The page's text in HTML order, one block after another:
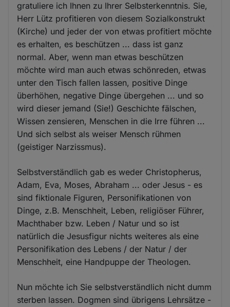
gratuliere ich Ihnen zu Ihrer Selbsterkenntnis. Sie,
Herr Lütz profitieren von diesem Sozialkonstrukt
(Kirche) und jeder der von etwas profitiert möchte
es erhalten, es beschützen ... dass ist ganz
normal. Aber, wenn man etwas beschützen
möchte wird man auch etwas schönreden, etwas
unter den Tisch fallen lassen, positive Dinge
überhöhen, negative Dinge übergehen ... und so
wird dieser jemand (Sie!) Geschichte fälschen,
Wissen zensieren, Menschen in die Irre führen ...
Und sich selbst als weiser Mensch rühmen
(geistiger Narzissmus).
Selbstverständlich gab es weder Christopherus,
Adam, Eva, Moses, Abraham ... oder Jesus - es
sind fiktionale Figuren, Personifikationen von
Dinge, z.B. Menschheit, Leben, religiöser Führer,
Machthaber bzw. Leben / Natur und so ist
natürlich die Jesusfigur nichts weiteres als eine
Personifikation des Lebens / der Natur / der
Menschheit, eine Handpuppe der Theologen.
Nun möchte ich Sie selbstverständlich nicht dumm
sterben lassen. Dogmen sind übrigens Lehrsätze -